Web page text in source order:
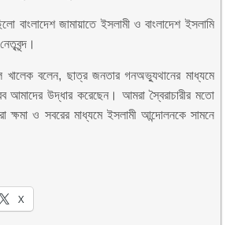
জামায়াতে ইসলামী ও বাংলাদেশ ইসলামি
খালেক বলেন, ছাত্র জনতার গনঅভ্যুথানের মাধ্যমে
আমাদের উদ্ধার করেছেন। আমরা স্বৈরাচারীর মতো
ও সবরের মাধ্যমে ইসলামী আন্দোলনকে সামনে
X